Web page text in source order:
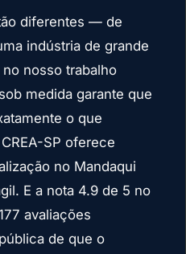
diferentes — de
indústria de grande
nosso trabalho
medida garante que
o que
SP oferece
no Mandaqui
E a nota 4.9 de 5 no
avaliações
de que o